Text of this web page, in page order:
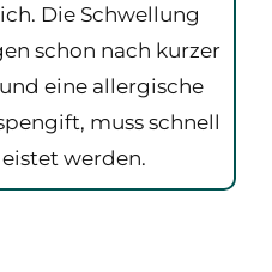
Die Schwellung
schon nach kurzer
eine allergische
muss schnell
werden.